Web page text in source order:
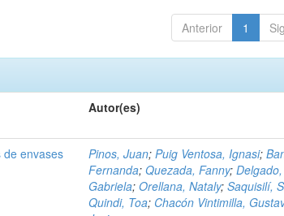
Anterior 1
Autor(es)
de envases
Pinos, Juan;Puig Ventosa, Ignasi;
Fernanda;Quezada, Fanny;Delgado,
Gabriela;Orellana, Nataly;Saquisilí,
Quindi, Toa; Chacón Vintimilla,